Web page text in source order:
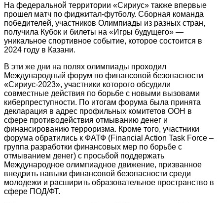
На федеральной территории «Сириус» также впервые
прошел матч по фиджитал-футболу. Сборная команда
победителей, участников Олимпиады из разных стран,
получила Кубок и билеты на «Игры будущего» —
уникальное спортивное событие, которое состоится в
2024 году в Казани.
В эти же дни на полях олимпиады проходил
Международный форум по финансовой безопасности
«Сириус-2023», участники которого обсудили
совместные действия по борьбе с новыми вызовами
киберпреступности. По итогам форума была принята
декларация в адрес профильных комитетов ООН в
сфере противодействия отмыванию денег и
финансированию терроризма. Кроме того, участники
форума обратились к ФАТФ (Financial Action Task Force –
группа разработки финансовых мер по борьбе с
отмыванием денег) с просьбой поддержать
Международное олимпиадное движение, призванное
внедрить навыки финансовой безопасности среди
молодежи и расширить образовательное пространство в
сфере ПОД/ФТ.